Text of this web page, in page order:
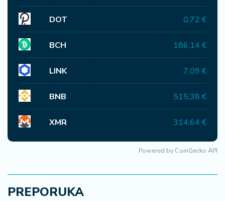
DOT 0,72 €
BCH 186,14 €
LINK 7,09 €
BNB 515,38 €
XMR 314,64 €
Powered by CoinGecko API
PREPORUKA